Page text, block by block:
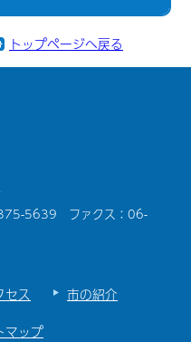
トップページへ戻る
5639 ファクス：06-
セス
市の紹介
マップ